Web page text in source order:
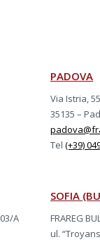
PADOVA
Via Istria, 55
35135 –
Tel (+39)
A
SOFIA
FRAREG
ul.